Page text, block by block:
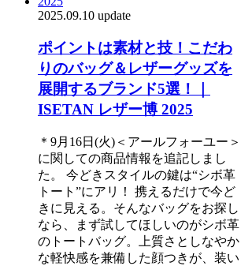
2025.09.10 update
ポイントは素材と技！こだわ
りのバッグ＆レザーグッズを
展開するブランド5選！｜
ISETAN レザー博 2025
＊9月16日(火)＜アールフォーユー＞
に関しての商品情報を追記しまし
た。 今どきスタイルの鍵は“シボ革
トート”にアリ！ 携えるだけで今ど
きに見える。そんなバッグをお探し
なら、まず試してほしいのがシボ革
のトートバッグ。上質さとしなやか
な軽快感を兼備した顔つきが、装い